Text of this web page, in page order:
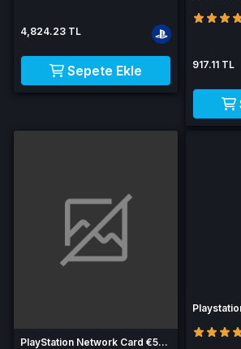
4,824.23 TL
Sepete Ekle 917.11 TL
PlayStation Network Card €5
(PSN) 80